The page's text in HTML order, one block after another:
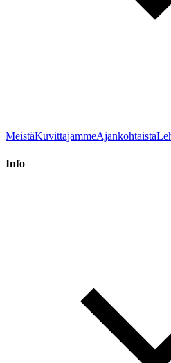
MeistäKuvittajammeAjankohtaista
Info